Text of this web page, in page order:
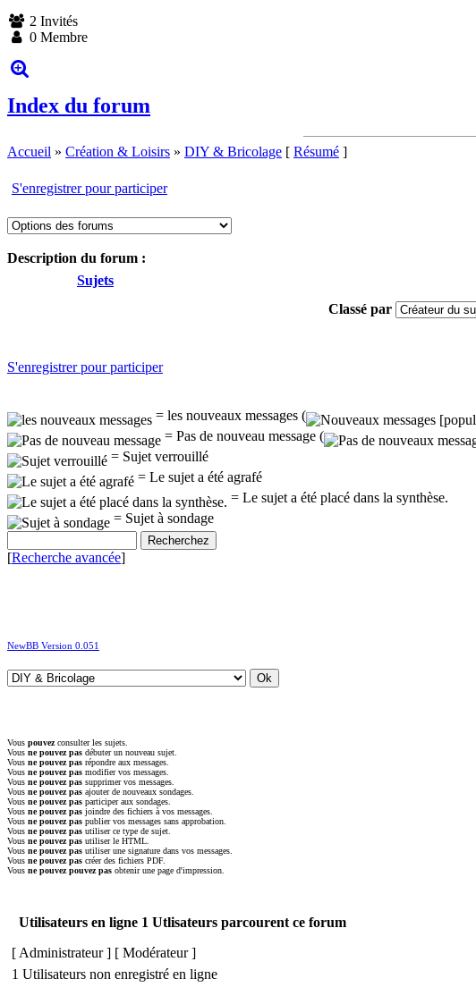
2 Invités
0 Membre
Index du forum
Accueil » Création & Loisirs » DIY & Bricolage [ Résumé ]
S'enregistrer pour participer
Description du forum :
Sujets
Classé par
S'enregistrer pour participer
= les nouveaux messages (
= Pas de nouveau message (
= Sujet verrouillé
= Le sujet a été agrafé
= Le sujet a été placé dans la synthèse.
= Sujet à sondage
[Recherche avancée]
NewBB Version 0.051
Vous pouvezconsulter les sujets.
Vous ne pouvez pas débuter un nouveau sujet.
Vous ne pouvez pas répondre aux messages.
Vous ne pouvez pas modifier vos messages.
Vous ne pouvez pas supprimer vos messages.
Vous ne pouvez pas ajouter de nouveaux sondages.
Vous ne pouvez pas participer aux sondages.
Vous ne pouvez pas joindre des fichiers à vos messages.
Vous ne pouvez pas publier vos messages sans approbation.
Vous ne pouvez pas utiliser ce type de sujet.
Vous ne pouvez pas utiliser le HTML.
Vous ne pouvez pas utiliser une signature dans vos messages.
Vous ne pouvez pas créer des fichiers PDF.
Vous ne pouvez pouvez pas obtenir une page d'impression.
Utilisateurs en ligne 1 Utlisateurs parcourent ce forum
[ Administrateur] [ Modérateur]
1 Utilisateurs non enregistré en ligne